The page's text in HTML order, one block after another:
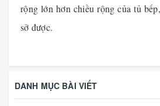
rộng lớn hơn chiều rộng của tủ
sở được.
DANH MỤC BÀI VIẾT